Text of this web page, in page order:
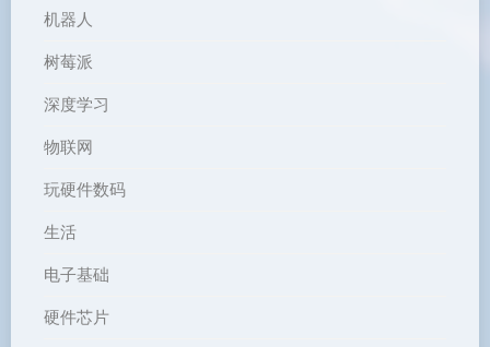
机器人
树莓派
深度学习
物联网
玩硬件数码
生活
电子基础
硬件芯片